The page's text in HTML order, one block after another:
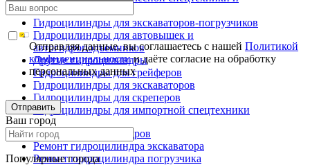
металловозов
Гидроцилиндры для экскаваторов-погрузчиков
Гидроцилиндры для автовышек и
автогидроподъемников
Другие гидроцилиндры
Гидроцилиндры для грейферов
Гидроцилиндры для экскаваторов
Гидроцилиндры для скреперов
Гидроцилиндры для импортной спецтехники
Ремонт гидроцилиндров
Ремонт гидроцилиндра экскаватора
Ремонт гидроцилиндра погрузчика
Отправляя данные, вы соглашаетесь с нашейПолитикой
конфиденциальностии даёте согласие на обработку
персональных данных
Отправить
Ваш город
Популярные города